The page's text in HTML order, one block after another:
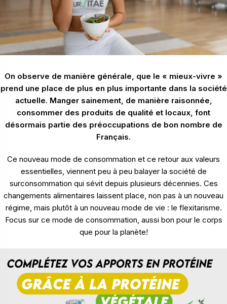
On observe de manière générale, que le « mieux-vivre »
prend une place de plus en plus importante dans la société
actuelle. Manger sainement, de manière raisonnée,
consommer des produits de qualité et locaux, font
désormais partie des préoccupations de bon nombre de
Français.
Ce nouveau mode de consommation et ce retour aux valeurs
essentielles, viennent peu à peu balayer la société de
surconsommation qui sévit depuis plusieurs décennies. Ces
changements alimentaires laissent place, non pas à un nouveau
régime, mais plutôt à un nouveau mode de vie : le flexitarisme.
Focus sur ce mode de consommation, aussi bon pour le corps
que pour la planète!